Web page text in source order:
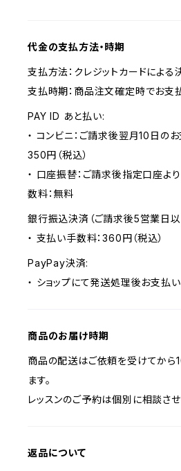
代金の支払方法・時期
支払方法：クレジットカードによる
支払時期：商品注文確定時でお支
PAY ID あと払い:
・ コンビニ：ご請求後翌月10日の
350円（税込）
・ 口座振替：ご請求後指定口座よ
数料：無料
銀行振込決済（ご請求後5営業日以
・ 支払い手数料：360円（税込）
PayPay決済:
・ ショップにて発送処理後お支払
商品のお届け時期
商品の配送はご依頼を受けてから
ます。
レッスンのご予約は個別に相談させ
返品について